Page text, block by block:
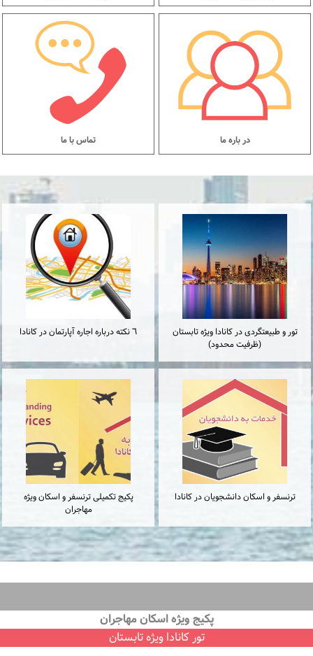
در باره ما تماس با ما
تور و طبیعتگردی در کانادا ویژه تابستان
(ظرفیت محدود)
٦ نكته درباره اجاره آپارتمان در كانادا
ترنسفر و اسكان دانشجويان در كانادا
پكيج تكميلى ترنسفر و اسكان ويژه
مهاجران
پكيج ويژه اسكان مهاجران
تور كانادا ویژه تابستان